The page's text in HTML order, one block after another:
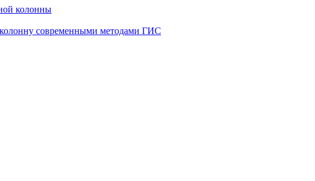
колонны
современными методами ГИС